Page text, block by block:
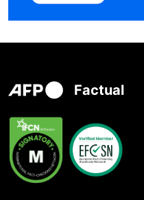
Factual